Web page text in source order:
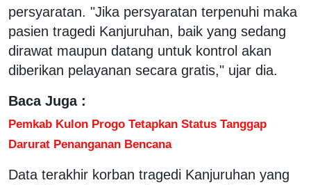
persyaratan. "Jika persyaratan terpenuhi maka
pasien tragedi Kanjuruhan, baik yang sedang
dirawat maupun datang untuk kontrol akan
diberikan pelayanan secara gratis," ujar dia.
Baca Juga :
Pemkab Kulon Progo Tetapkan Status Tanggap
Darurat Penanganan Bencana
Data terakhir korban tragedi Kanjuruhan yang